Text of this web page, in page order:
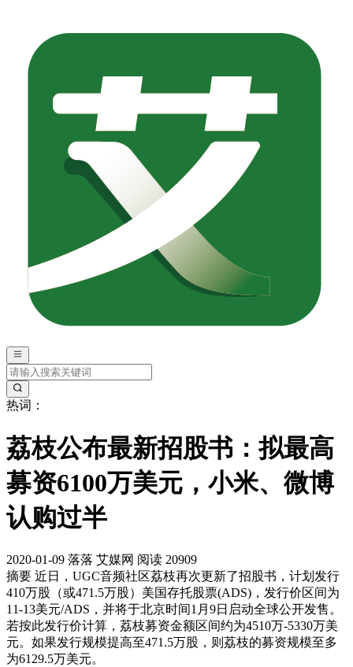
热词：
荔枝公布最新招股书：拟最高
募资6100万美元，小米、微博
认购过半
2020-01-09 落落 艾媒网 阅读 20909
摘要 近日，UGC音频社区荔枝再次更新了招股书，计划发行
410万股（或471.5万股）美国存托股票(ADS)，发行价区间为
11-13美元/ADS，并将于北京时间1月9日启动全球公开发售。
若按此发行价计算，荔枝募资金额区间约为4510万-5330万美
元。如果发行规模提高至471.5万股，则荔枝的募资规模至多
为6129.5万美元。